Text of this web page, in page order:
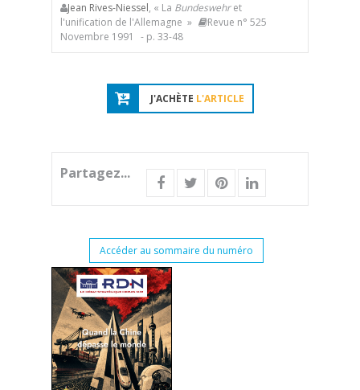
Jean Rives-Niessel, « La Bundeswehret
l'unification de l'Allemagne »
Revue n° 525
Novembre 1991
- p. 33-48
J'ACHÈTE L'ARTICLE
Partagez...
Accéder au sommaire du numéro